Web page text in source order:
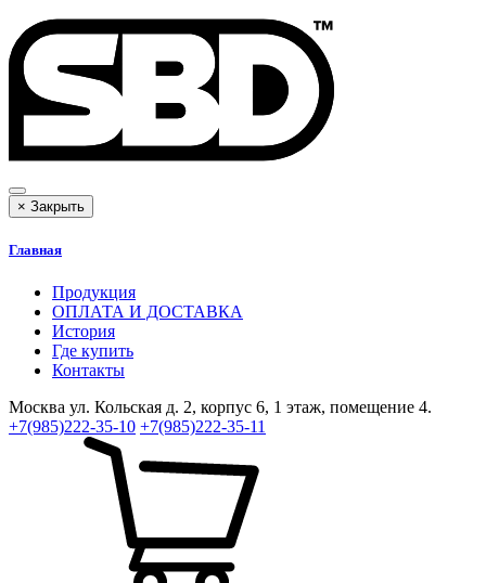
× Закрыть
Главная
Продукция
ОПЛАТА И ДОСТАВКА
История
Где купить
Контакты
Москва ул. Кольская д. 2, корпус 6, 1 этаж, помещение 4.
+7(985)222-35-10 +7(985)222-35-11